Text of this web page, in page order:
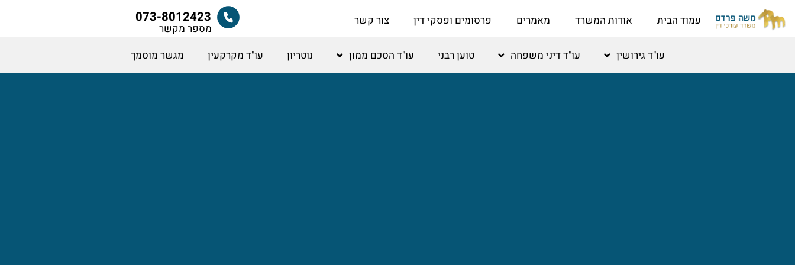
לתוכן
073-8012423
מספרמקשר
עמוד הבית אודות המשרד מאמרים פרסומים ופסקי דין צור קשר
עו"ד גירושין עו"ד דיני משפחה טוען רבני עו"ד הסכם ממון נוטריון עו"ד מקרקעין מגשר מוסמך